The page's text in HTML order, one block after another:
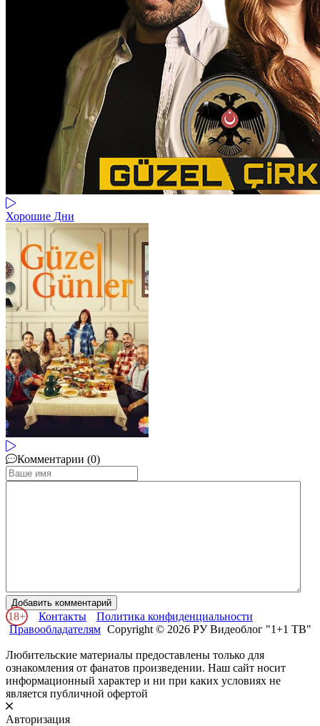
Хорошие Дни
Комментарии (0)
Добавить комментарий
18+ Контакты
Политика конфиденциальности
Правообладателям Copyright © 2026 РУ Видеоблог "1+1 ТВ"
Любительские материалы предоставлены только для
ознакомления от фанатов произведении. Наш сайт носит
информационный характер и ни при каких условиях не
является публичной офертой
Авторизация